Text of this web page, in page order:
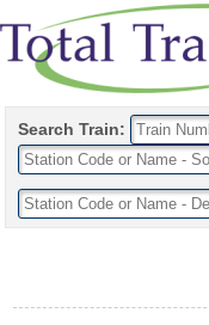
Search Train: